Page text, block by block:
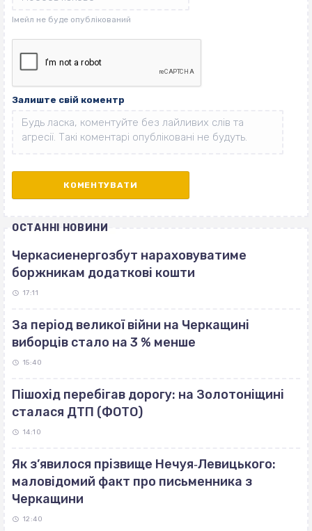
Залиште свій коментр
ОСТАННІ НОВИНИ
Черкасиенергозбут нараховуватиме
боржникам додаткові кошти
17:11
За період великої війни на Черкащині
виборців стало на 3 % менше
15:40
Пішохід перебігав дорогу: на Золотоніщині
сталася ДТП (ФОТО)
14:10
Як з’явилося прізвище Нечуя‐Левицького:
маловідомий факт про письменника з
Черкащини
12:40